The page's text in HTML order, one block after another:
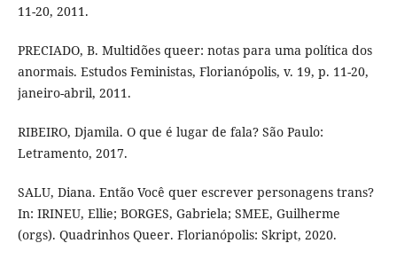
11-20, 2011.
PRECIADO, B. Multidões queer: notas para uma política dos
anormais. Estudos Feministas, Florianópolis, v. 19, p. 11-20,
janeiro-abril, 2011.
RIBEIRO, Djamila. O que é lugar de fala? São Paulo:
Letramento, 2017.
SALU, Diana. Então Você quer escrever personagens trans?
In: IRINEU, Ellie; BORGES, Gabriela; SMEE, Guilherme
(orgs). Quadrinhos Queer. Florianópolis: Skript, 2020.